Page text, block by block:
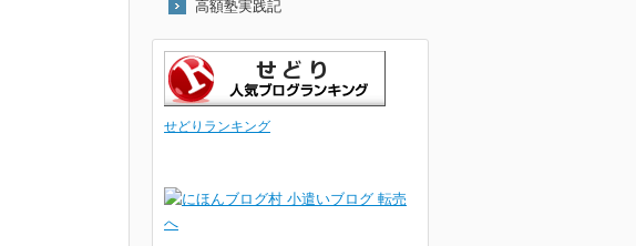
高額塾実践記
せどりランキング